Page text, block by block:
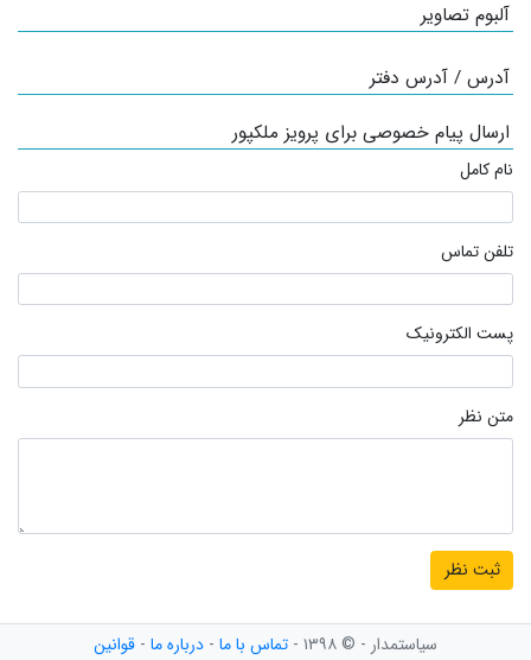
آلبوم تصاویر
آدرس / آدرس دفتر
ارسال پیام خصوصی برای پرویز ملکپور
نام کامل
تلفن تماس
پست الکترونیک
متن نظر
سیاستمدار - © ۱۳۹۸ - تماس با ما - درباره ما - قوانین